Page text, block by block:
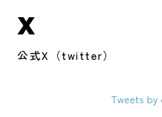
X
公式X（twitter）
Tweets by